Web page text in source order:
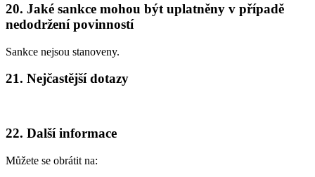
20. Jaké sankce mohou být uplatněny v případě
nedodržení povinností
Sankce nejsou stanoveny.
21. Nejčastější dotazy
22. Další informace
Můžete se obrátit na: